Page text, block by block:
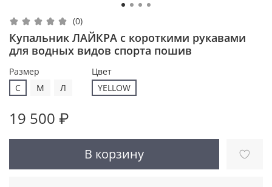
(0)
Купальник ЛАЙКРА с короткими рукавами
для водных видов спорта пошив
Размер
С
M Л
Цвет
YELLOW
19 500 ₽
В корзину